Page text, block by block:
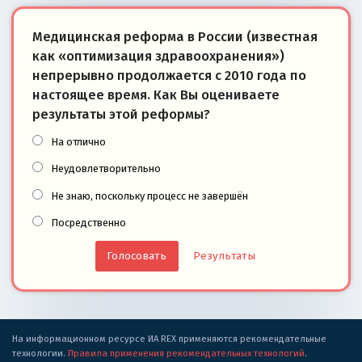
Медицинская реформа в России (известная
как «оптимизация здравоохранения»)
непрерывно продолжается с 2010 года по
настоящее время. Как Вы оцениваете
результаты этой реформы?
На отлично
Неудовлетворительно
Не знаю, поскольку процесс не завершён
Посредственно
Результаты
На информационном ресурсе ИА REX применяются рекомендательные
технологии. Правила применения рекомендательных технологий.